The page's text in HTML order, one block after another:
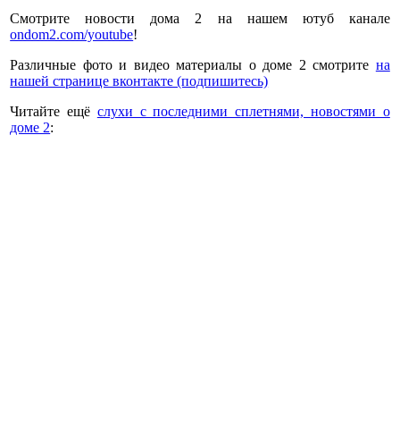
Смотрите новости дома 2 на нашем ютуб канале
ondom2.com/youtube!
Различные фото и видео материалы о доме 2 смотрите на
нашей странице вконтакте (подпишитесь)
Читайте ещё слухи с последними сплетнями, новостями о
доме 2: